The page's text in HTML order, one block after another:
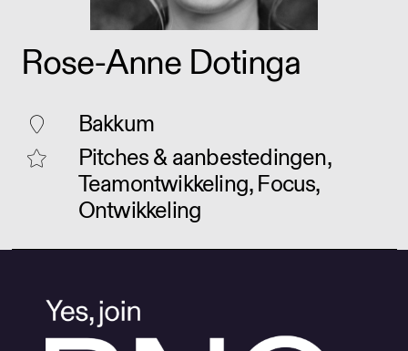
Rose-Anne Dotinga
Bakkum
Pitches & aanbestedingen,
Teamontwikkeling, Focus,
Ontwikkeling